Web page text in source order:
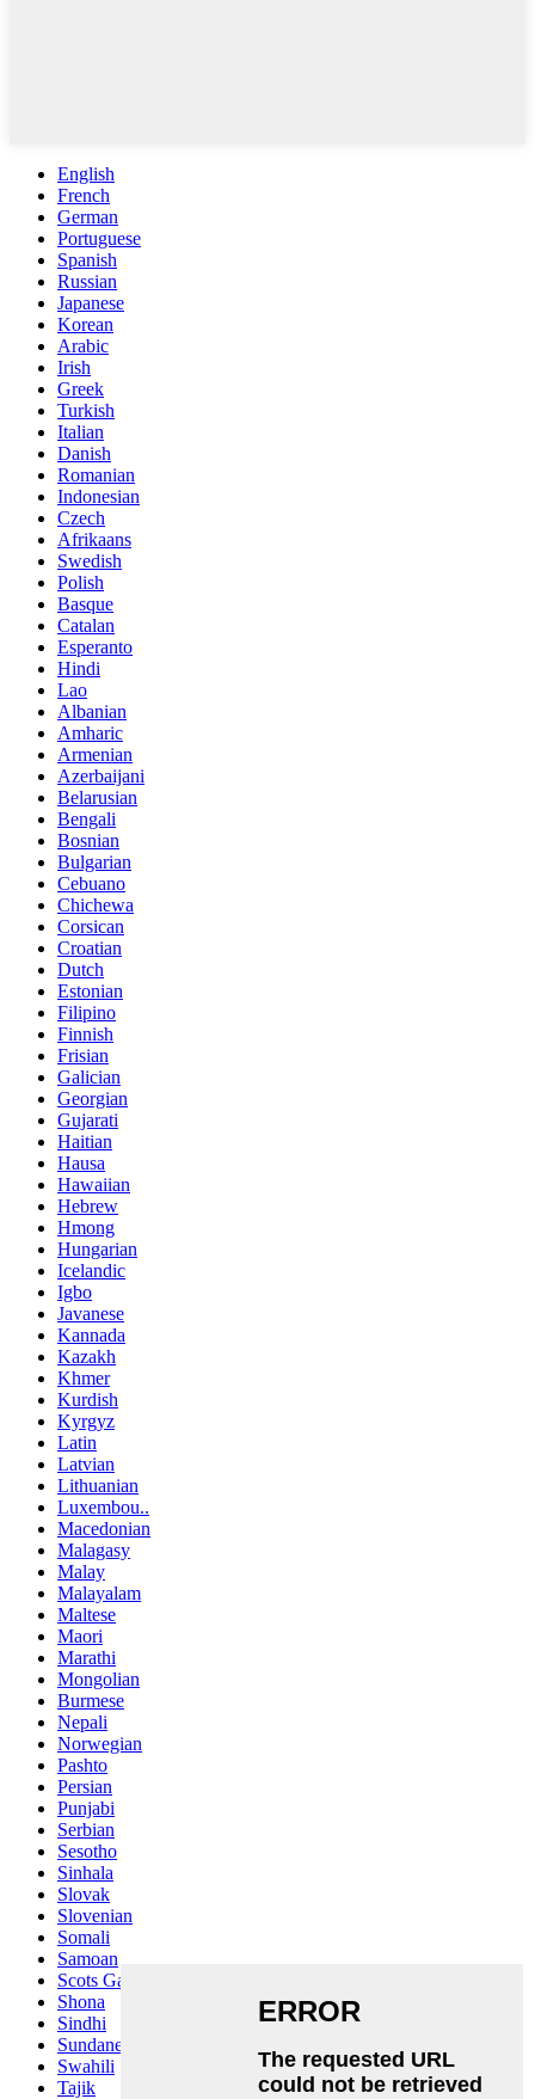
English
French
German
Portuguese
Spanish
Russian
Japanese
Korean
Arabic
Irish
Greek
Turkish
Italian
Danish
Romanian
Indonesian
Czech
Afrikaans
Swedish
Polish
Basque
Catalan
Esperanto
Hindi
Lao
Albanian
Amharic
Armenian
Azerbaijani
Belarusian
Bengali
Bosnian
Bulgarian
Cebuano
Chichewa
Corsican
Croatian
Dutch
Estonian
Filipino
Finnish
Frisian
Galician
Georgian
Gujarati
Haitian
Hausa
Hawaiian
Hebrew
Hmong
Hungarian
Icelandic
Igbo
Javanese
Kannada
Kazakh
Khmer
Kurdish
Kyrgyz
Latin
Latvian
Lithuanian
Luxembou..
Macedonian
Malagasy
Malay
Malayalam
Maltese
Maori
Marathi
Mongolian
Burmese
Nepali
Norwegian
Pashto
Persian
Punjabi
Serbian
Sesotho
Sinhala
Slovak
Slovenian
Somali
Samoan
Scots Gaelic
Shona
Sindhi
Sundanese
Swahili
Tajik